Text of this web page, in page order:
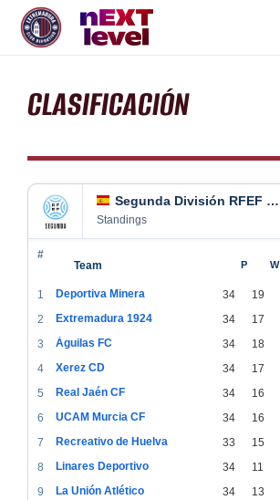
CLASIFICACIÓN
Segunda División RFEF Group 4
Standings
#
Team
P W
1 Deportiva Minera 34 19
2
Extremadura 1924 34 17
3
Águilas FC 34 18
4
Xerez CD 34 17
5
Real Jaén CF 34 16
6
UCAM Murcia CF 34 16
7
Recreativo de Huelva 33 15
8
Linares Deportivo 34 11
9
La Unión Atlético 34 13